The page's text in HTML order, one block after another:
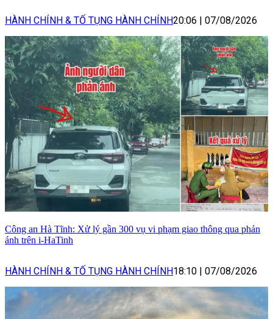
HÀNH CHÍNH & TỐ TỤNG HÀNH CHÍNH20:06 07/08/2026
Công an Hà Tĩnh: Xử lý gần 300 vụ vi phạm giao thông qua phản
ánh trên i-HaTinh
HÀNH CHÍNH & TỐ TỤNG HÀNH CHÍNH18:10 07/08/2026